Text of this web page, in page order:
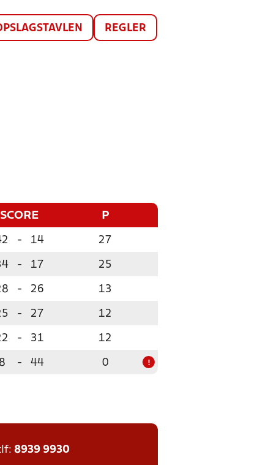
REGLER
SCORE P
- 14 27
- 17 25
- 26 13
- 27 12
- 31 12
8 - 44 0 !
8939 9930